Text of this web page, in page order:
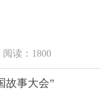
阅读：1800
故事大会”